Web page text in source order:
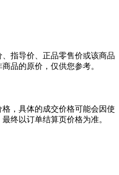
指导价、正品零售价或该商品
品的原价，仅供您参考。
，具体的成交价格可能会因使
终以订单结算页价格为准。